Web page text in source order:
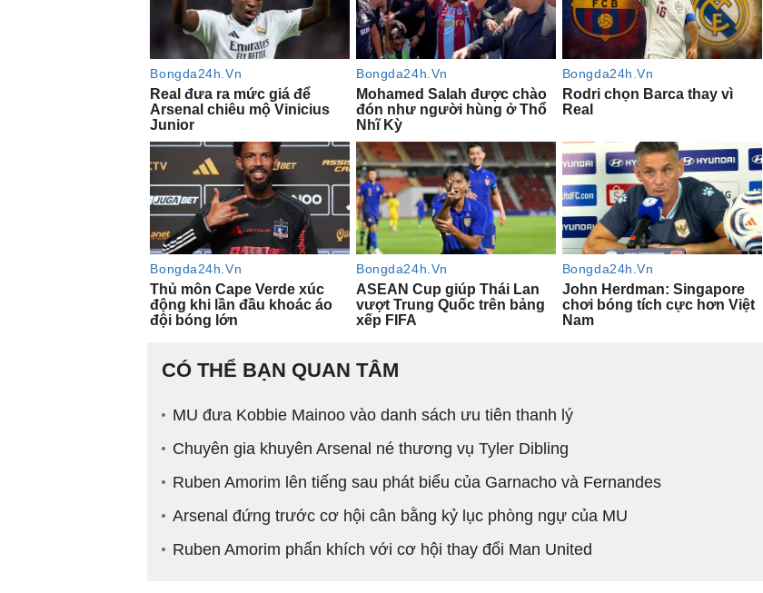
CÓ THỂ BẠN QUAN TÂM
MU đưa Kobbie Mainoo vào danh sách ưu tiên thanh lý
Chuyên gia khuyên Arsenal né thương vụ Tyler Dibling
Ruben Amorim lên tiếng sau phát biểu của Garnacho và Fernandes
Arsenal đứng trước cơ hội cân bằng kỷ lục phòng ngự của MU
Ruben Amorim phấn khích với cơ hội thay đổi Man United